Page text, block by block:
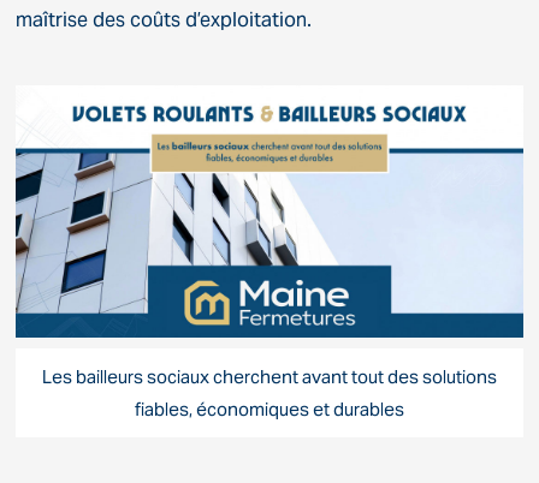
maîtrise des coûts d’exploitation.
Les bailleurs sociaux cherchent avant tout des solutions
fiables, économiques et durables